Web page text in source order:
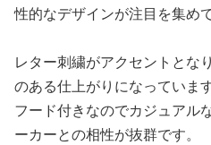
性的なデザインが注目を集め
レター刺繍がアクセントとな
のある仕上がりになっています
フード付きなのでカジュアル
ーカーとの相性が抜群です。